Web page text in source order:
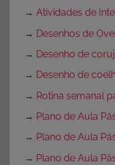
→ Atividades de
→ Desenhos de
→ Desenho de
→ Desenho de
→ Rotina semanal
→ Plano de Aula
→ Plano de Aula
→ Plano de Aula